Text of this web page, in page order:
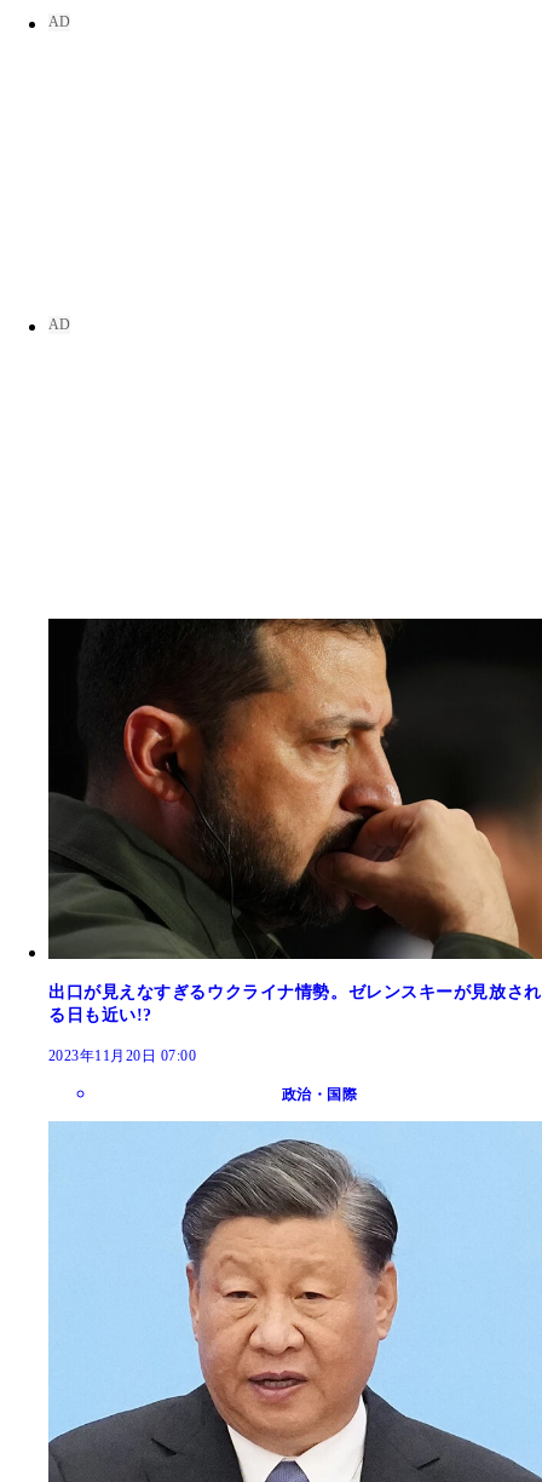
出口が見えなすぎるウクライナ情勢。ゼレンスキーが見放され
る日も近い!?
2023年11月20日 07:00
政治・国際